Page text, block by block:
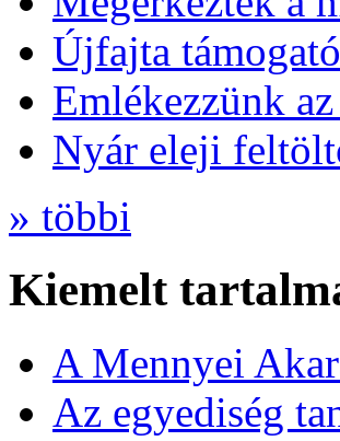
Újfajta
Emlékezzünk
Nyár eleji
» többi
Kiemelt
A Mennyei
Az egyediség